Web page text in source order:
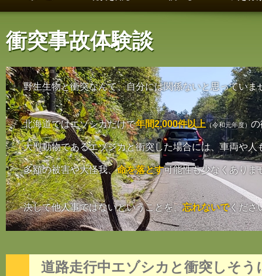
衝突事故体験談
野生生物と衝突なんて、自分には関係ないと思っていま
北海道ではエゾシカだけで年間2,000件以上（令和元年度） の
大型動物であるエゾシカと衝突した場合には、車両や人
多額の被害や大怪我、命を落とす可能性も少なくありま
決して他人事ではないということを、忘れないでくださ
道路走行中エゾシカと衝突しそう